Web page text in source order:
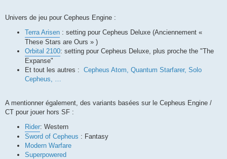
Univers de jeu pour Cepheus Engine :
Terra Arisen : setting pour Cepheus Deluxe (Anciennement «
These Stars are Ours » )
Orbital 2100: setting pour Cepheus Deluxe, plus proche the "The
Expanse"
Et tout les autres : Cepheus Atom, Quantum Starfarer, Solo
Cepheus, …
A mentionner également, des variants basées sur le Cepheus Engine /
CT pour jouer hors SF :
Rider: Western
Sword of Cepheus : Fantasy
Modern Warfare
Superpowered